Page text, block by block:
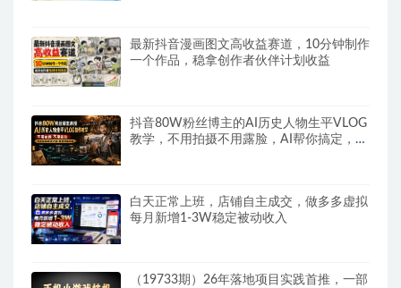
最新抖音漫画图文高收益赛道，10分钟制作
一个作品，稳拿创作者伙伴计划收益
抖音80W粉丝博主的AI历史人物生平VLOG
教学，不用拍摄不用露脸，AI帮你搞定，轻
白天正常上班，店铺自主成交，做多多虚拟
每月新增1-3W稳定被动收入
（19733期）26年落地项目实践首推，一部